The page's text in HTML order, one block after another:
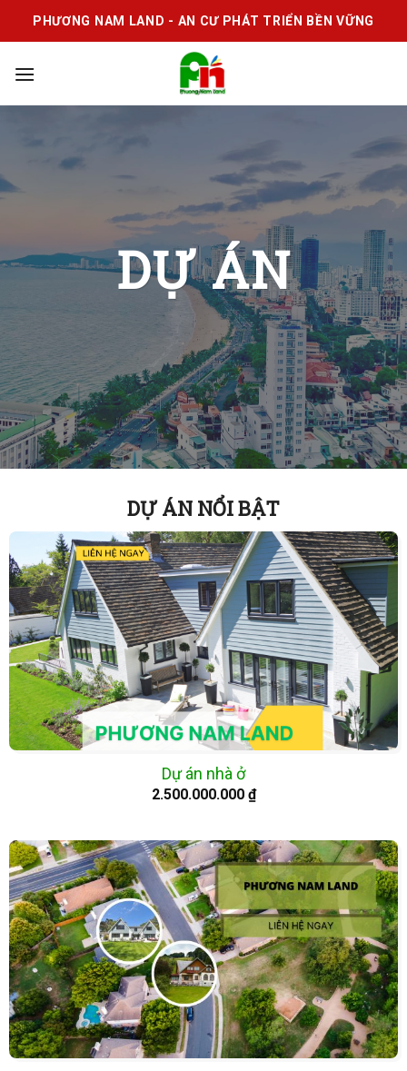
PHƯƠNG NAM LAND - AN CƯ PHÁT TRIỂN BỀN VỮNG
DỰ ÁN
DỰ ÁN NỔI BẬT
Dự án nhà ở
2.500.000.000 ₫